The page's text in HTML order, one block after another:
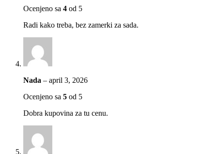
Ocenjeno sa 4 od 5
Radi kako treba, bez zamerki za sada.
Nada – april 3, 2026
Ocenjeno sa 5 od 5
Dobra kupovina za tu cenu.